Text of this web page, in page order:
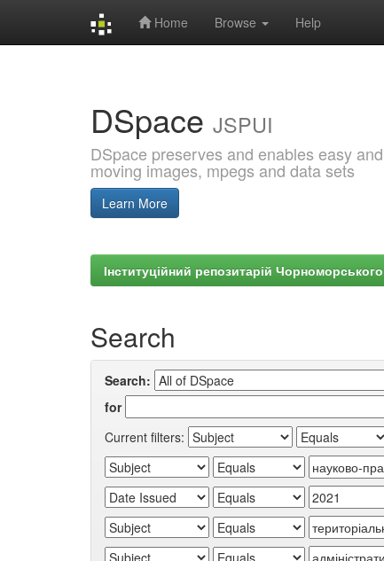
Home Browse Help
DSpace JSPUI
DSpace preserves and enables easy
moving images, mpegs and data sets
Learn More
Інституційний репозитарій
Search
Search:
for
Current filters: